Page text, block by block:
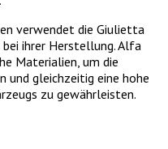
verwendet die Giulietta
ihrer Herstellung. Alfa
Materialien, um die
und gleichzeitig eine hohe
zu gewährleisten.